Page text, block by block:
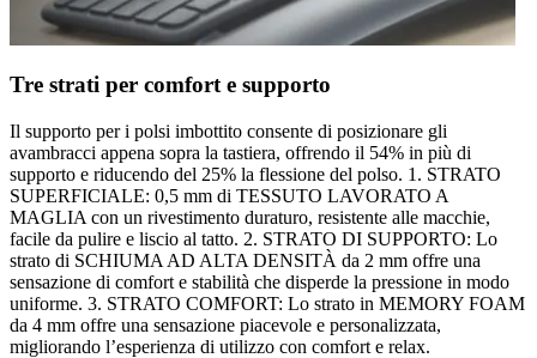
Tre strati per comfort e supporto
Il supporto per i polsi imbottito consente di posizionare gli
avambracci appena sopra la tastiera, offrendo il 54% in più di
supporto e riducendo del 25% la flessione del polso. 1. STRATO
SUPERFICIALE: 0,5 mm di TESSUTO LAVORATO A
MAGLIA con un rivestimento duraturo, resistente alle macchie,
facile da pulire e liscio al tatto. 2. STRATO DI SUPPORTO: Lo
strato di SCHIUMA AD ALTA DENSITÀ da 2 mm offre una
sensazione di comfort e stabilità che disperde la pressione in modo
uniforme. 3. STRATO COMFORT: Lo strato in MEMORY FOAM
da 4 mm offre una sensazione piacevole e personalizzata,
migliorando l’esperienza di utilizzo con comfort e relax.